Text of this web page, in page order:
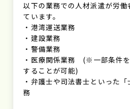
以下の業務での人材派遣が労
ています。
・港湾運送業務
・建設業務
・警備業務
・医療関係業務 (※一部条件
することが可能)
・弁護士や司法書士といった
務